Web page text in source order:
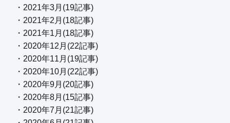
・2021年3月(19記事)
・2021年2月(18記事)
・2021年1月(18記事)
・2020年12月(22記事)
・2020年11月(19記事)
・2020年10月(22記事)
・2020年9月(20記事)
・2020年8月(15記事)
・2020年7月(21記事)